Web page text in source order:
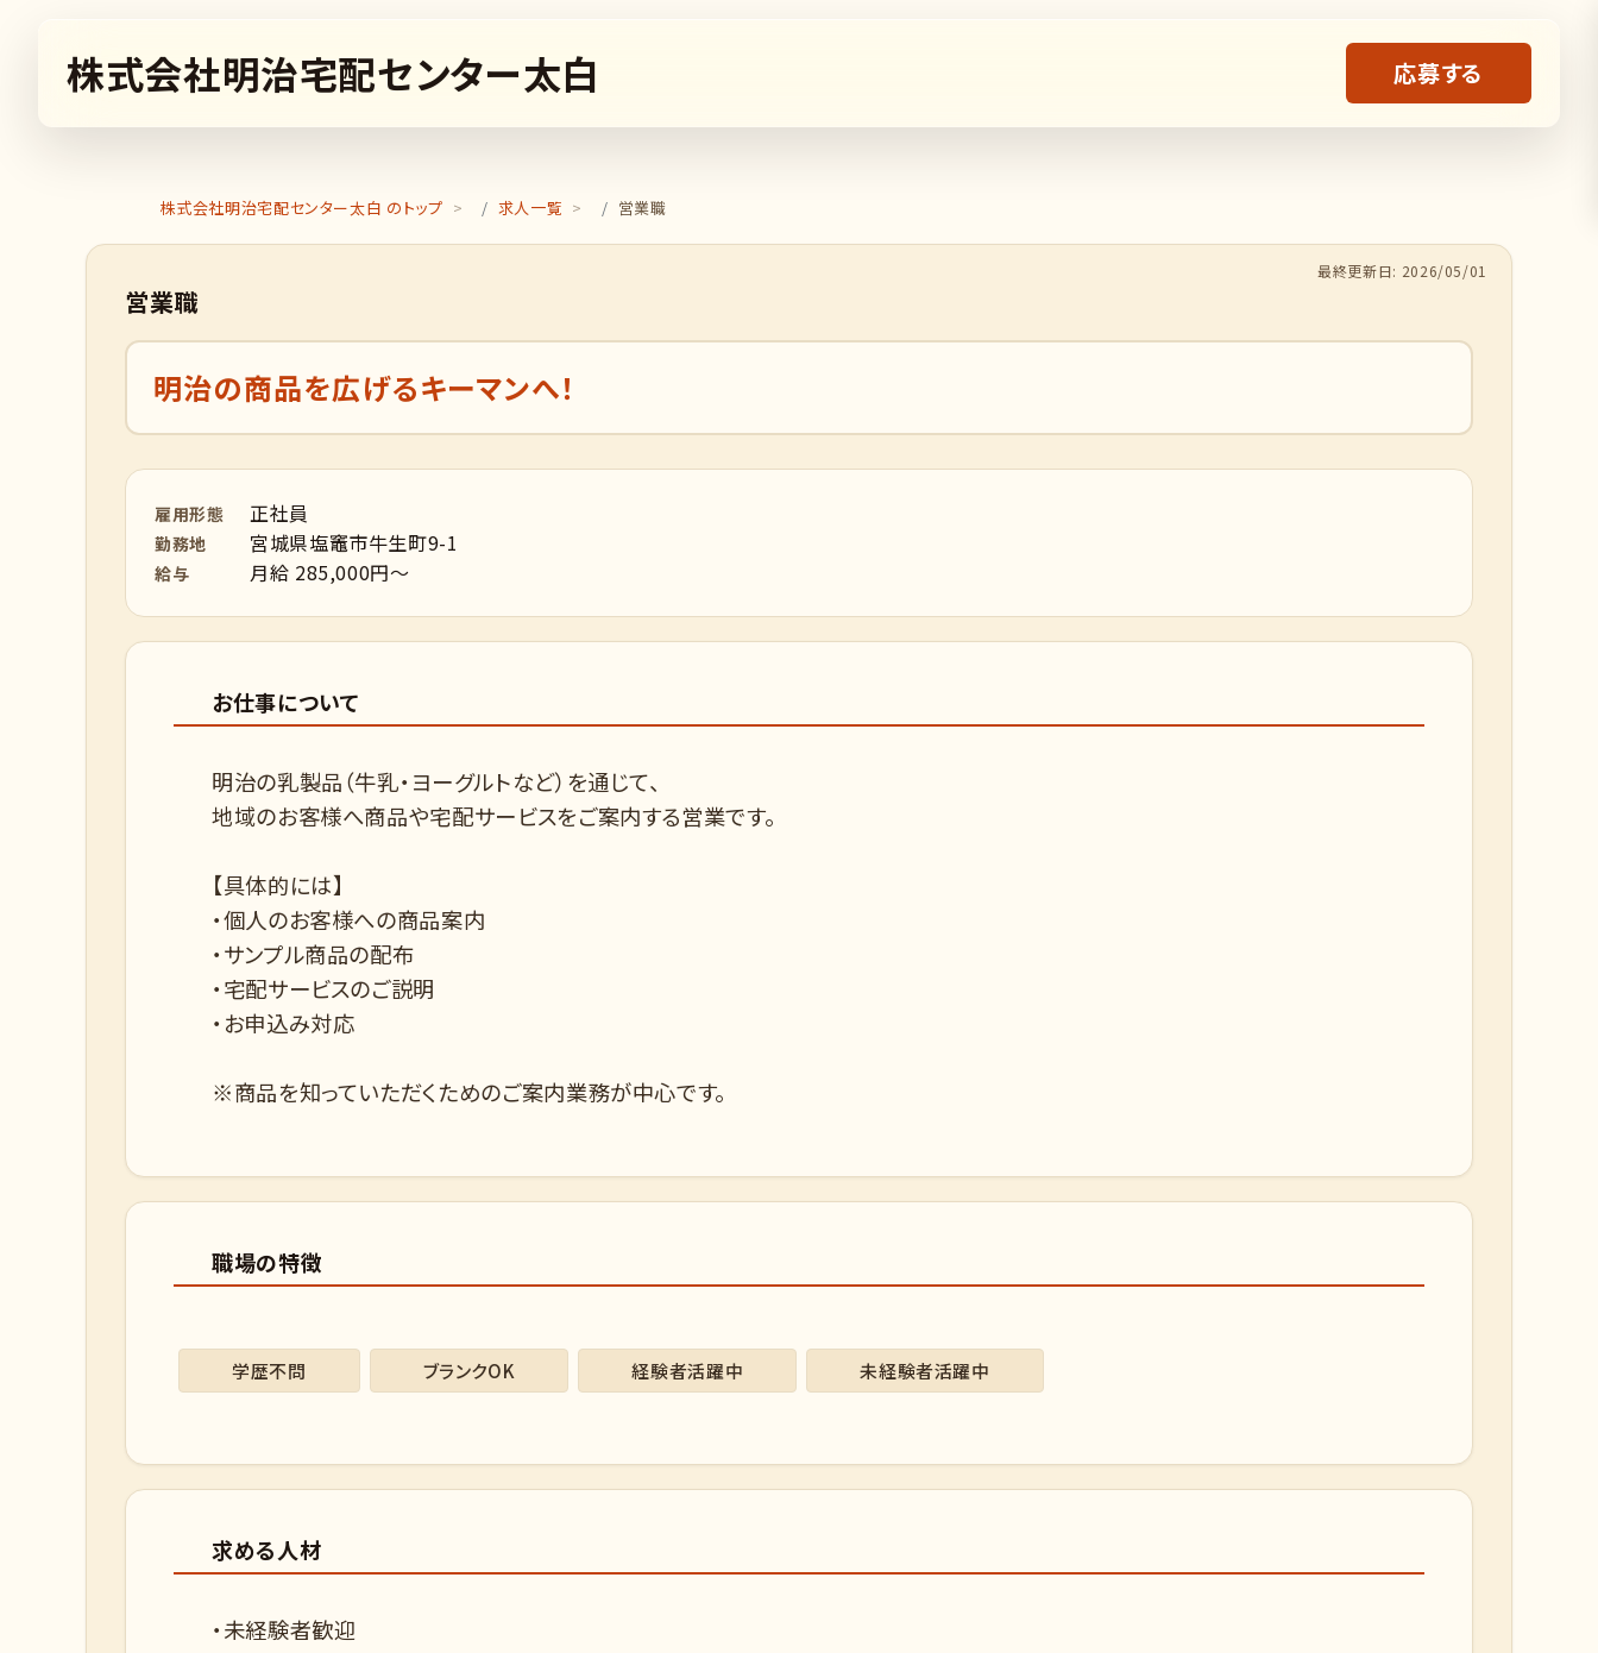
株式会社明治宅配センター太白 応募する
株式会社明治宅配センター太白 のトップ 求人一覧 営業職
最終更新日: 2026/05/01
営業職
明治の商品を広げるキーマンへ！
雇用形態 正社員
勤務地 宮城県塩竈市牛生町9-1
給与 月給 285,000円～
お仕事について
明治の乳製品（牛乳・ヨーグルトなど）を通じて、
地域のお客様へ商品や宅配サービスをご案内する営業です。
【具体的には】
・個人のお客様への商品案内
・サンプル商品の配布
・宅配サービスのご説明
・お申込み対応
※商品を知っていただくためのご案内業務が中心です。
職場の特徴
学歴不問 ブランクOK 経験者活躍中 未経験者活躍中
求める人材
・未経験者歓迎